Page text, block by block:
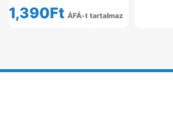
1,390Ft ÁFÁ-t tartalmaz